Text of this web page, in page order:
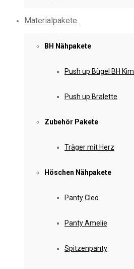
Materialpakete
BH Nähpakete
Push up Bügel BH Kim
Push up Bralette
Zubehör Pakete
Träger mit Herz
Höschen Nähpakete
Panty Cleo
Panty Amelie
Spitzenpanty